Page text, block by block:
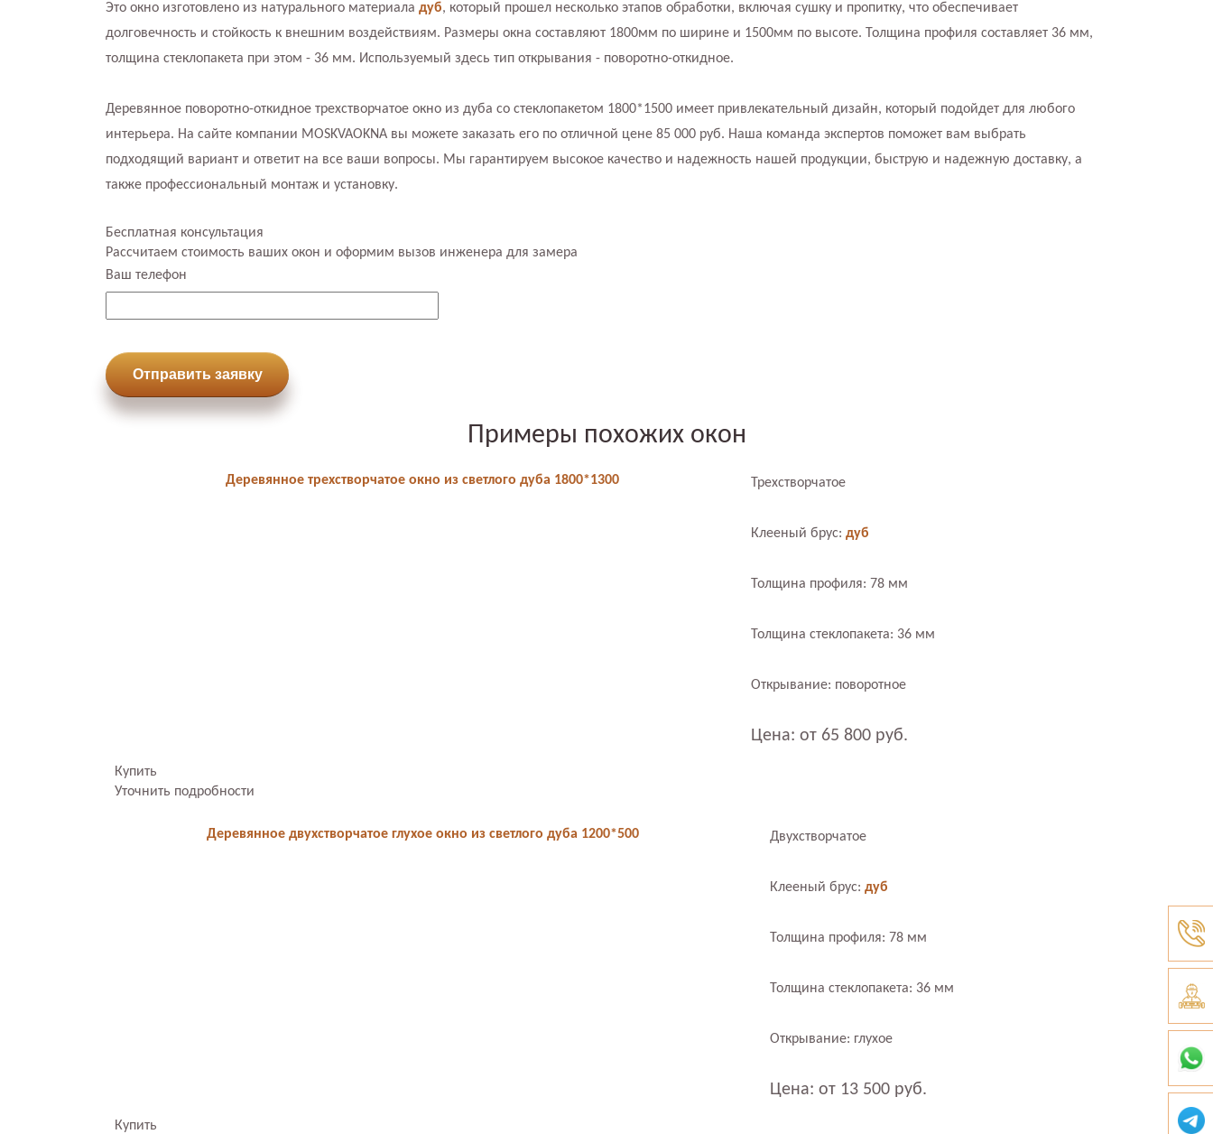
Это окно изготовлено из натурального материала дуб, который прошел несколько этапов обработки, включая сушку и пропитку, что обеспечивает
долговечность и стойкость к внешним воздействиям. Размеры окна составляют 1800мм по ширине и 1500мм по высоте. Толщина профиля составляет 36 мм,
толщина стеклопакета при этом - 36 мм. Используемый здесь тип открывания - поворотно-откидное.
Деревянное поворотно-откидное трехстворчатое окно из дуба со стеклопакетом 1800*1500 имеет привлекательный дизайн, который подойдет для любого
интерьера. На сайте компании MOSKVAOKNA вы можете заказать его по отличной цене 85 000 руб. Наша команда экспертов поможет вам выбрать
подходящий вариант и ответит на все ваши вопросы. Мы гарантируем высокое качество и надежность нашей продукции, быструю и надежную доставку, а
также профессиональный монтаж и установку.
Бесплатная консультация
Рассчитаем стоимость ваших окон и оформим вызов инженера для замера
Ваш телефон
Отправить заявку
Примеры похожих окон
Деревянное трехстворчатое окно из светлого дуба 1800*1300 Трехстворчатое
Клееный брус: дуб
Толщина профиля: 78 мм
Толщина стеклопакета: 36 мм
Открывание: поворотное
Цена: от 65 800 руб.
Купить
Уточнить подробности
Деревянное двухстворчатое глухое окно из светлого дуба 1200*500 Двухстворчатое
Клееный брус:дуб
Толщина профиля: 78 мм
Толщина стеклопакета: 36 мм
Открывание: глухое
Цена: от 13 500 руб.
Купить